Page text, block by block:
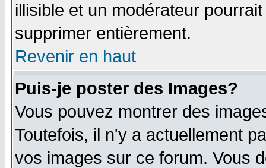
illisible et un modérateur
supprimer entièrement.
Revenir en haut
Puis-je poster des Images?
Vous pouvez montrer des
Toutefois, il n'y a actuellement
vos images sur ce forum. Vous